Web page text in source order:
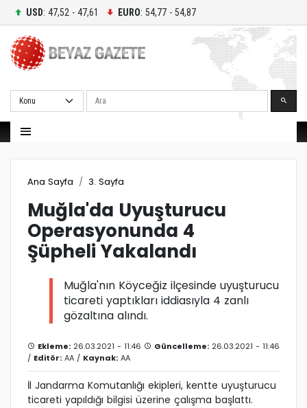
USD: 47,52 - 47,61 EURO: 54,77 - 54,87
Ara
Ana Sayfa 3. Sayfa
Muğla'da Uyuşturucu
Operasyonunda 4
Şüpheli Yakalandı
Muğla'nın Köyceğiz ilçesinde uyuşturucu
ticareti yaptıkları iddiasıyla 4 zanlı
gözaltına alındı.
Ekleme: 26.03.2021 - 11:46 Güncelleme: 26.03.2021 - 11:46
/ Editör: AA / Kaynak: AA
İl Jandarma Komutanlığı ekipleri, kentte uyuşturucu
ticareti yapıldığı bilgisi üzerine çalışma başlattı.